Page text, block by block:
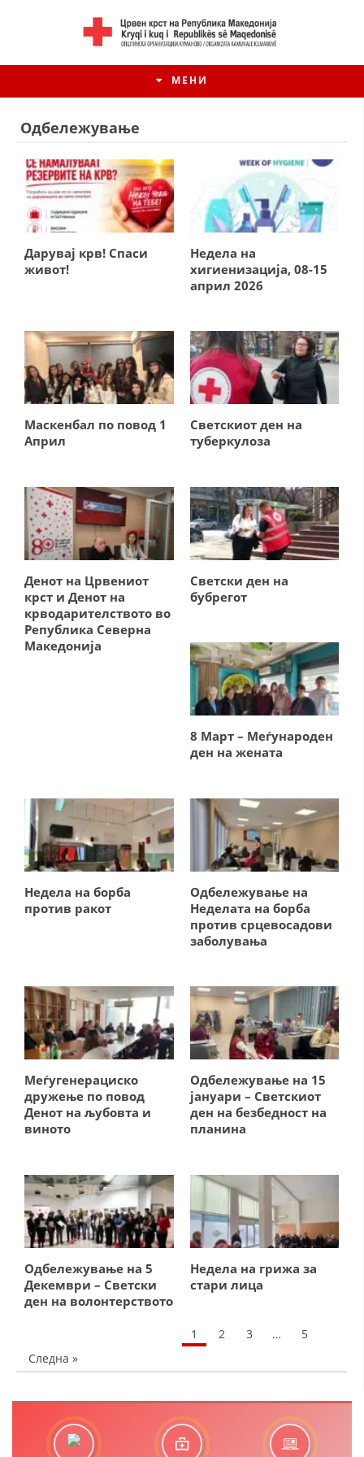
МЕНИ
ИСТОРИЈАТ НА ДВИЖЕЊЕТО
СТРУКТУРА И ОРГАНИЗАЦИОНА ПОСТАВЕНОСТ – ОПШТИНСКА
ОРГАНИЗАЦИЈА КУМАНОВО
СТАТУТ НА ЦКРМ
ОРГАНИЗАЦИЈА И РАЗВОЈ
СОБРАНИЕ
СТРУКТУРА И ОРГАНИЗАЦИОНА ПОСТАВЕНОСТ
ДИСЕМИНАЦИЈА
MЕЃУНАРОДНО ХУМАНИТАРНО ПРАВО
УПОТРЕБА И ЗАШТИТА НА АМБЛЕМОТ
СОЦИЈАЛНО ХУМАНИТАРНА ДЕЈНОСТ
ПОДГОТВЕНОСТ И ДЕЈСТВО ПРИ КАТАСТРОФИ
ТИМ ЗА ОДГОВОР ПРИ КАТАСТРОФИ ПРИ ООЦК КУМАНОВО
ИСТРАЖУВАЊЕ НА ЈАВНО МИСЛЕЊЕ
МЕЃУНАРОДНА СОРАБОТКА
ЗНАЧЕЊЕ НА СЛУЖБАТА ЗА БАРАЊЕ
ФОРМУЛАРИ ЗА БАРАЊА
ПРВА ПОМОШ
КРВОДАРИТЕЛСТВО
УСЛУГИ
Одбележување
Дарувај крв! Спаси
живот!
Недела на
хигиенизација, 08-15
април 2026
Маскенбал по повод 1
Април
Светскиот ден на
туберкулоза
Денот на Црвениот
крст и Денот на
крводарителството во
Република Северна
Македонија
Светски ден на
бубрегот
8 Март – Меѓународен
ден на жената
Недела на борба
против ракот
Одбележување на
Неделата на борба
против срцевосадови
заболувања
Меѓугенерациско
дружење по повод
Денот на љубовта и
виното
Одбележување на 15
јануари – Светскиот
ден на безбедност на
планина
Одбележување на 5
Декември – Светски
ден на волонтерството
Недела на грижа за
стари лица
1 2 3 …
5
Следна »